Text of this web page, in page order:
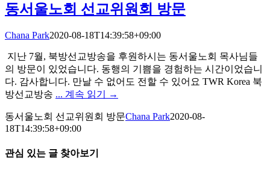
동서울노회 선교위원회 방문
Chana Park2020-08-18T14:39:58+09:00
지난 7월, 북방선교방송을 후원하시는 동서울노회 목사님들
의 방문이 있었습니다. 동행의 기쁨을 경험하는 시간이었습니
다. 감사합니다. 만날 수 없어도 전할 수 있어요 TWR Korea 북
방선교방송 ... 계속 읽기 →
동서울노회 선교위원회 방문Chana Park2020-08-
18T14:39:58+09:00
관심 있는 글 찾아보기